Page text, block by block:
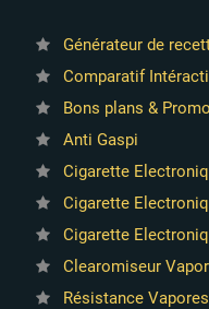
Générateur de
Comparatif
Bons plans &
Anti Gaspi
Cigarette
Cigarette
Cigarette
Clearomiseur
Résistance